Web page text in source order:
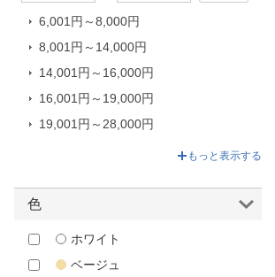
6,001円～8,000円
8,001円～14,000円
14,001円～16,000円
16,001円～19,000円
19,001円～28,000円
もっと表示する
色
ホワイト
ベージュ